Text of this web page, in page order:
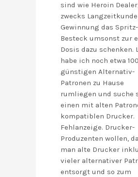
sind wie Heroin
zwecks
Gewinnung das Spritz-
Besteck umsonst zur
Dosis dazu schenken.
habe ich noch etwa
günstigen Alternativ-
Patronen zu Hause
rumliegen und suche
einen mit alten
kompatiblen Drucker.
Fehlanzeige. Drucker-
Produzenten wollen,
man alte Drucker
vieler alternativer
entsorgt und so zum